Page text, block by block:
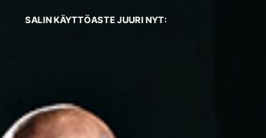
SALIN KÄYTTÖASTE JUURI NYT: